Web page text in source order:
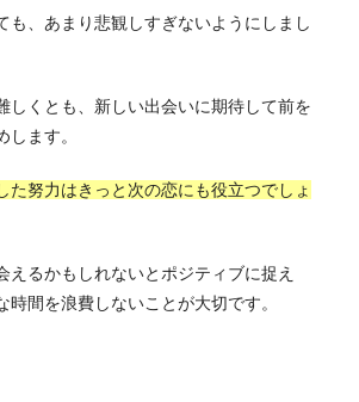
も、あまり悲観しすぎないようにしまし
しくとも、新しい出会いに期待して前を
します。
た努力はきっと次の恋にも役立つでしょ
えるかもしれないとポジティブに捉え
時間を浪費しないことが大切です。